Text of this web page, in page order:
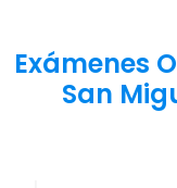
Exámenes
San